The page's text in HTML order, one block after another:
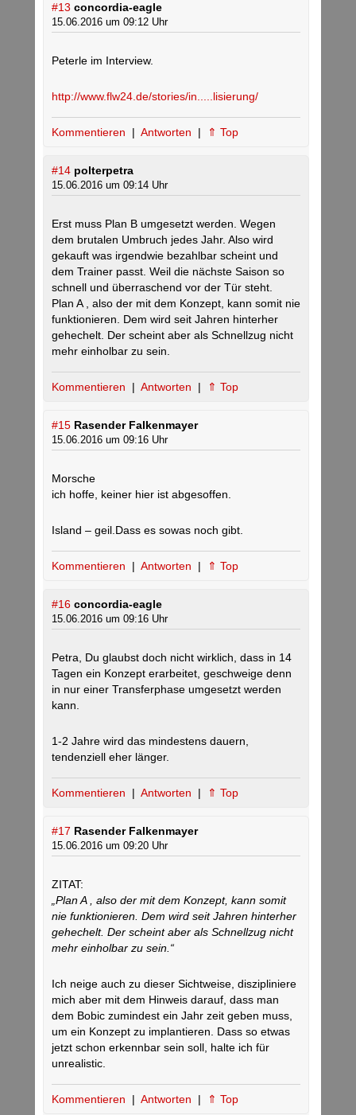
#13 concordia-eagle
15.06.2016 um 09:12 Uhr
Peterle im Interview.
http://www.flw24.de/stories/in.....lisierung/
Kommentieren | Antworten | ⇑ Top
#14 polterpetra
15.06.2016 um 09:14 Uhr
Erst muss Plan B umgesetzt werden. Wegen
dem brutalen Umbruch jedes Jahr. Also wird
gekauft was irgendwie bezahlbar scheint und
dem Trainer passt. Weil die nächste Saison so
schnell und überraschend vor der Tür steht.
Plan A , also der mit dem Konzept, kann somit nie
funktionieren. Dem wird seit Jahren hinterher
gehechelt. Der scheint aber als Schnellzug nicht
mehr einholbar zu sein.
Kommentieren | Antworten | ⇑ Top
#15 Rasender Falkenmayer
15.06.2016 um 09:16 Uhr
Morsche
ich hoffe, keiner hier ist abgesoffen.
Island – geil.Dass es sowas noch gibt.
Kommentieren | Antworten | ⇑ Top
#16 concordia-eagle
15.06.2016 um 09:16 Uhr
Petra, Du glaubst doch nicht wirklich, dass in 14
Tagen ein Konzept erarbeitet, geschweige denn
in nur einer Transferphase umgesetzt werden
kann.
1-2 Jahre wird das mindestens dauern,
tendenziell eher länger.
Kommentieren | Antworten | ⇑ Top
#17 Rasender Falkenmayer
15.06.2016 um 09:20 Uhr
ZITAT:
„Plan A , also der mit dem Konzept, kann somit
nie funktionieren. Dem wird seit Jahren hinterher
gehechelt. Der scheint aber als Schnellzug nicht
mehr einholbar zu sein.“
Ich neige auch zu dieser Sichtweise, diszipliniere
mich aber mit dem Hinweis darauf, dass man
dem Bobic zumindest ein Jahr zeit geben muss,
um ein Konzept zu implantieren. Dass so etwas
jetzt schon erkennbar sein soll, halte ich für
unrealistic.
Kommentieren | Antworten | ⇑ Top